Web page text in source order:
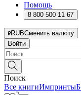
Помощь
8 800 500 11 67
RUBСменить валюту
Войти
Поиск
Все книгиИмпринты